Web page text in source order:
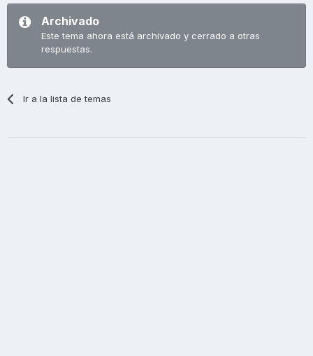
Archivado
Este tema ahora está archivado y cerrado a otras
respuestas.
Ir a la lista de temas